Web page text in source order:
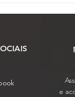
para envio
e